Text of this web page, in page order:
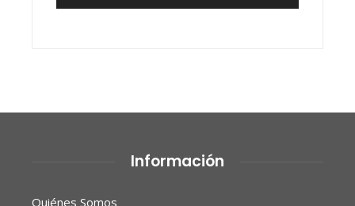
Información
Quiénes Somos